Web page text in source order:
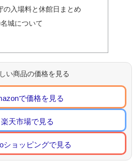
の入場料と休館日まとめ
城について
い商品の価格を見る
で価格を見る
楽天市場で見る
ショッピングで見る